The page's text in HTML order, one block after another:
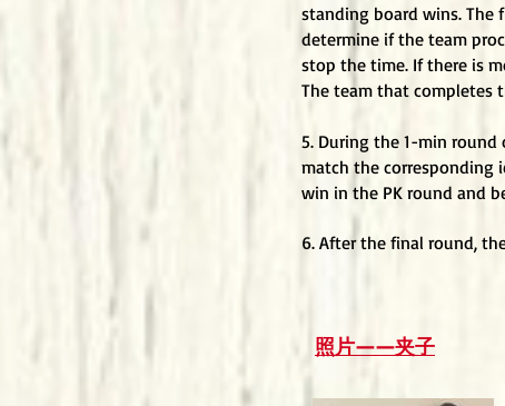
standing board wins. The
determine if the team
stop the time. If there is
The team that completes
5. During the 1-min
match the corresponding
win in the PK round and
6. After the final round,
照片——夹子